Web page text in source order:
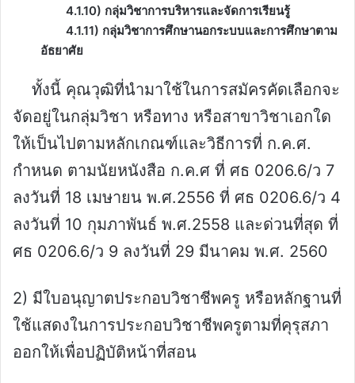
4.1.10) กลุ่มวิชาการบริหารและจัดการเรียนรู้
4.1.11) กลุ่มวิชาการศึกษานอกระบบและการศึกษาตาม
อัธยาศัย
ทั้งนี้ คุณวุฒิที่นำมาใช้ในการสมัครคัดเลือกจะ
จัดอยู่ในกลุ่มวิชา หรือทาง หรือสาขาวิชาเอกใด
ให้เป็นไปตามหลักเกณฑ์และวิธีการที่ ก.ค.ศ.
กำหนด ตามนัยหนังสือ ก.ค.ศ ที่ ศธ 0206.6/ว 7
ลงวันที่ 18 เมษายน พ.ศ.2556 ที่ ศธ 0206.6/ว 4
ลงวันที่ 10 กุมภาพันธ์ พ.ศ.2558 และด่วนที่สุด ที่
ศธ 0206.6/ว 9 ลงวันที่ 29 มีนาคม พ.ศ. 2560
2) มีใบอนุญาตประกอบวิชาชีพครู หรือหลักฐานที่
ใช้แสดงในการประกอบวิชาชีพครูตามที่คุรุสภา
ออกให้เพื่อปฏิบัติหน้าที่สอน